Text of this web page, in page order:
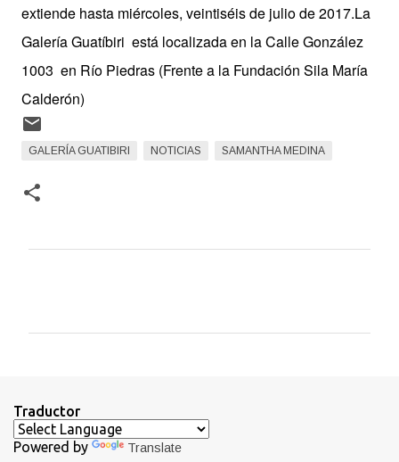
extiende hasta miércoles, veintiséis de julio de 2017.La
Galería Guatíbiri está localizada en la Calle González
1003 en Río Piedras (Frente a la Fundación Sila María
Calderón)
GALERÍA GUATIBIRI NOTICIAS SAMANTHA MEDINA
a
r
Traductor
Powered by Translate